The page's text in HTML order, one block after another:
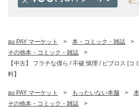
au PAY マーケット > 本・コミック・雑誌
>
その他本・コミック・雑誌
>
【中古】 フラチな僕ら / 不破 慎理 / ビブロス [コ
料】
au PAY マーケット > もったいない本舗 >
その他本・コミック・雑誌
>